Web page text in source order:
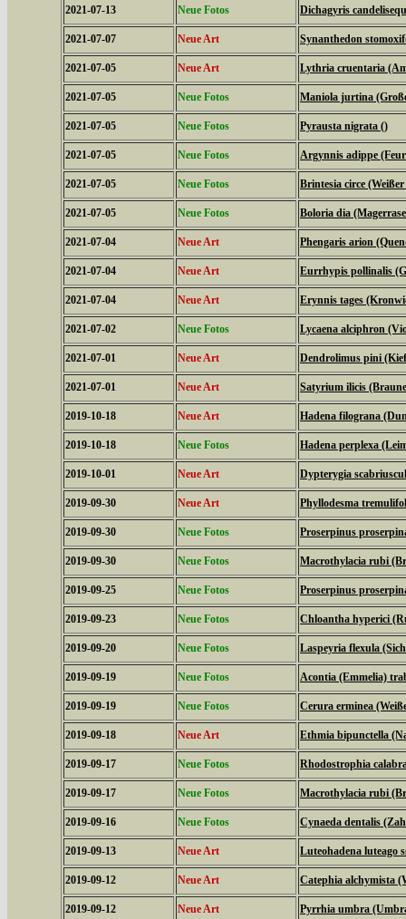
2021-07-13 Neue Fotos Dichagyris
2021-07-07 Neue Art Synanthedon
2021-07-05 Neue Art Lythria cruentaria
2021-07-05 Neue Fotos Maniola jurtina
2021-07-05 Neue Fotos Pyrausta nigrata ()
2021-07-05 Neue Fotos Argynnis adippe
2021-07-05 Neue Fotos Brintesia circe
2021-07-05 Neue Fotos Boloria dia
2021-07-04 Neue Art Phengaris arion
2021-07-04 Neue Art Eurrhypis pollinalis
2021-07-04 Neue Art Erynnis tages
2021-07-02 Neue Fotos Lycaena alciphron
2021-07-01 Neue Art Dendrolimus pini
2021-07-01 Neue Art Satyrium ilicis
2019-10-18 Neue Art Hadena filograna
2019-10-18 Neue Fotos Hadena perplexa
2019-10-01 Neue Art Dypterygia
2019-09-30 Neue Art Phyllodesma
2019-09-30 Neue Fotos Proserpinus
2019-09-30 Neue Fotos Macrothylacia rubi
2019-09-25 Neue Fotos Proserpinus
2019-09-23 Neue Fotos Chloantha hyperici
2019-09-20 Neue Fotos Laspeyria flexula
2019-09-19 Neue Fotos Acontia (Emmelia)
2019-09-19 Neue Fotos Cerura erminea
2019-09-18 Neue Art Ethmia bipunctella
2019-09-17 Neue Fotos Rhodostrophia
2019-09-17 Neue Fotos Macrothylacia rubi
2019-09-16 Neue Fotos Cynaeda dentalis
2019-09-13 Neue Art Luteohadena luteago
2019-09-12 Neue Art Catephia alchymista
2019-09-12 Neue Art Pyrrhia umbra